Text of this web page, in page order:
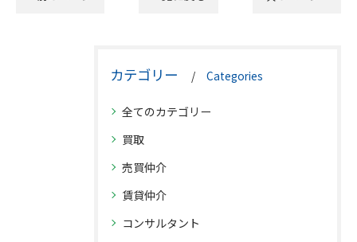
カテゴリー Categories
全てのカテゴリー
買取
売買仲介
賃貸仲介
コンサルタント